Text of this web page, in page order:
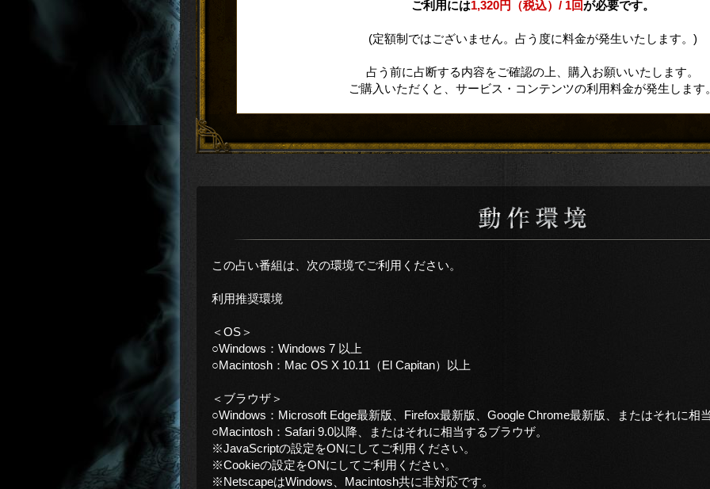
ご利用には1,320円（税込）/ 1回が必要です。
(定額制ではございません。占う度に料金が発生いたします。)
占う前に占断する内容をご確認の上、購入お願いいたします。
ご購入いただくと、サービス・コンテンツの利用料金が発生します
この占い番組は、次の環境でご利用ください。
利用推奨環境
＜OS＞
○Windows：Windows 7 以上
○Macintosh：Mac OS X 10.11（El Capitan）以上
＜ブラウザ＞
○Windows：Microsoft Edge最新版、Firefox最新版、Google Chrome最新版、またはそれに相
○Macintosh：Safari 9.0以降、またはそれに相当するブラウザ。
※JavaScriptの設定をONにしてご利用ください。
※Cookieの設定をONにしてご利用ください。
※NetscapeはWindows、Macintosh共に非対応です。